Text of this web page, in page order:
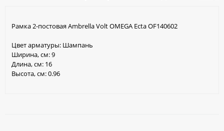
Рамка 2-постовая Ambrella Volt OMEGA Ecta OF140602
Цвет арматуры: Шампань
Ширина, см: 9
Длина, см: 16
Высота, см: 0.96